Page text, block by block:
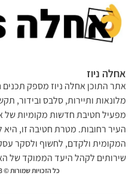
ניוז
התוכן אחלה ניוז מספק תכנים
ותיירות, סלבס ובידור, תקשורת
חטיבת חדשות מקומיות של
רחובות. מטרת חטיבה זו, היא
ולקדם, לחשוף ולסקר עסקים
לקהל היעד הממוקד של האיזור.
כל הזכויות שמורות © 2023 | אחלה NEWS